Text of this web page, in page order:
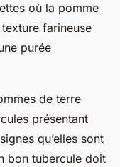
où la pomme
farineuse
purée
de terre
présentant
qu’elles sont
bon tubercule doit